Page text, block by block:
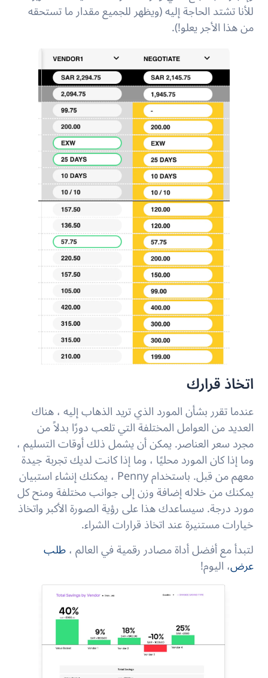
للأنا تشتد الحاجة إليه (ويظهر للجميع مقدار ما تستحقه
من هذا الأجر يعلو!).
اتخاذ قرارك
عندما تقرر بشأن المورد الذي تريد الذهاب إليه ، هناك
العديد من العوامل المختلفة التي تلعب دورًا بدلاً من
مجرد سعر العناصر. يمكن أن يشمل ذلك أوقات التسليم ،
وما إذا كان المورد محليًا ، وما إذا كانت لديك تجربة جيدة
معهم من قبل. باستخدام Penny ، يمكنك إنشاء استبيان
يمكنك من خلاله إضافة وزن إلى جوانب مختلفة ومنح كل
مورد درجة. سيساعدك هذا على رؤية الصورة الأكبر واتخاذ
خيارات مستنيرة عند اتخاذ قرارات الشراء.
لتبدأ مع أفضل أداة مصادر رقمية في العالم ،طلب
عرض، اليوم!